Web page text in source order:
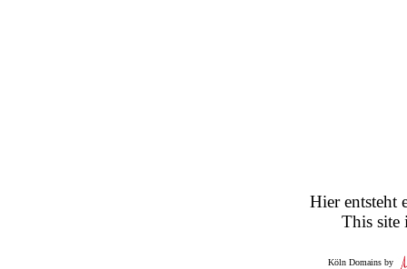
Hier entsteht
This site
Köln Domains by